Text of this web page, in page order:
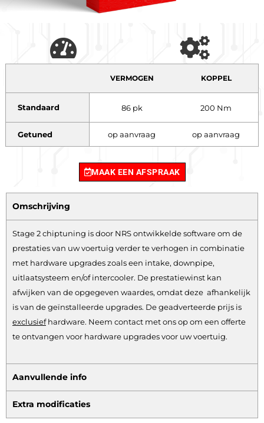
VERMOGEN KOPPEL
Standaard 86 pk 200 Nm
Getuned op aanvraag op aanvraag
MAAK EEN AFSPRAAK
Omschrijving
Stage 2 chiptuning is door NRS ontwikkelde software om de
prestaties van uw voertuig verder te verhogen in combinatie
met hardware upgrades zoals een intake, downpipe,
uitlaatsysteem en/of intercooler. De prestatiewinst kan
afwijken van de opgegeven waardes, omdat deze afhankelijk
is van de geïnstalleerde upgrades. De geadverteerde prijs is
exclusiefhardware. Neem contact met ons op om een offerte
te ontvangen voor hardware upgrades voor uw voertuig.
Aanvullende info
Extra modificaties